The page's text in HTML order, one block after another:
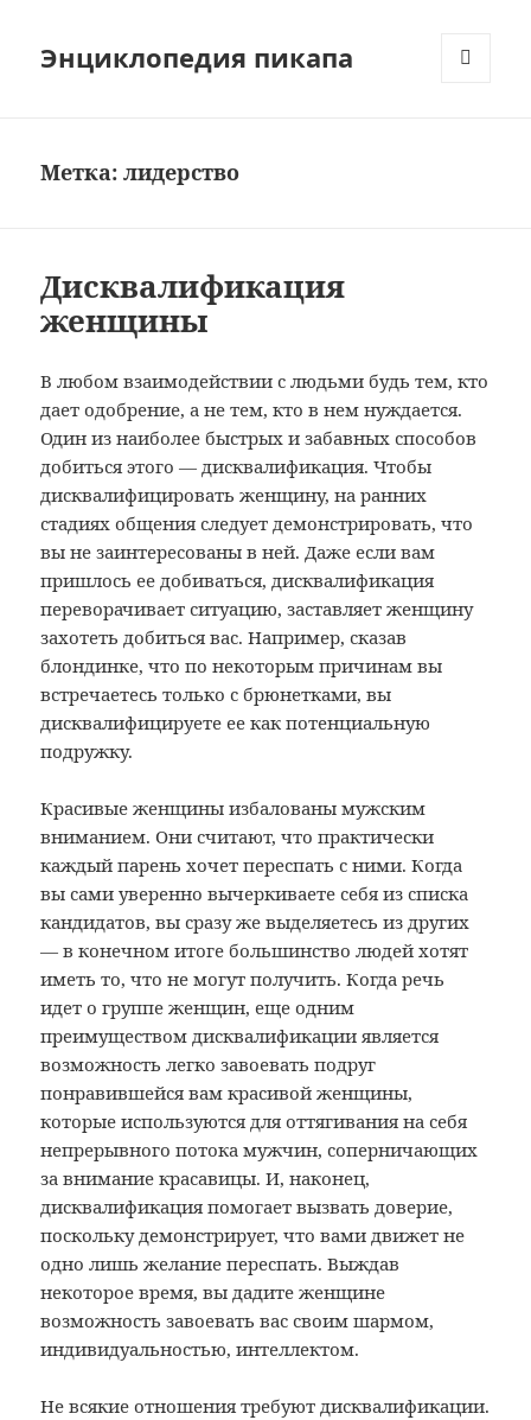
Энциклопедия пикапа
Метка:лидерство
Дисквалификация
женщины
В любом взаимодействии с людьми будь тем, кто
дает одобрение, а не тем, кто в нем нуждается.
Один из наиболее быстрых и забавных способов
добиться этого — дисквалификация. Чтобы
дисквалифицировать женщину, на ранних
стадиях общения следует демонстрировать, что
вы не заинтересованы в ней. Даже если вам
пришлось ее добиваться, дисквалификация
переворачивает ситуацию, заставляет женщину
захотеть добиться вас. Например, сказав
блондинке, что по некоторым причинам вы
встречаетесь только с брюнетками, вы
дисквалифицируете ее как потенциальную
подружку.
Красивые женщины избалованы мужским
вниманием. Они считают, что практически
каждый парень хочет переспать с ними. Когда
вы сами уверенно вычеркиваете себя из списка
кандидатов, вы сразу же выделяетесь из других
— в конечном итоге большинство людей хотят
иметь то, что не могут получить. Когда речь
идет о группе женщин, еще одним
преимуществом дисквалификации является
возможность легко завоевать подруг
понравившейся вам красивой женщины,
которые используются для оттягивания на себя
непрерывного потока мужчин, соперничающих
за внимание красавицы. И, наконец,
дисквалификация помогает вызвать доверие,
поскольку демонстрирует, что вами движет не
одно лишь желание переспать. Выждав
некоторое время, вы дадите женщине
возможность завоевать вас своим шармом,
индивидуальностью, интеллектом.
Не всякие отношения требуют дисквалификации.